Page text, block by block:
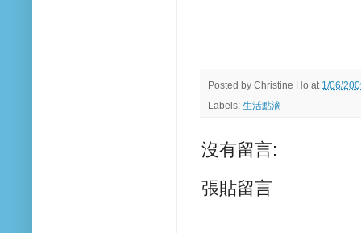
Posted by Christine Ho at 1/06/
Labels: 生活點滴
沒有留言:
張貼留言